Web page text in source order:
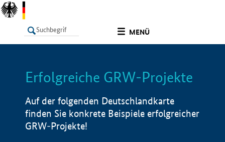
MENÜ
LISTE Info
Erfolgreiche GRW-Projekte
Auf der folgenden Deutschlandkarte
finden Sie konkrete Beispiele erfolgreicher
GRW-Projekte!